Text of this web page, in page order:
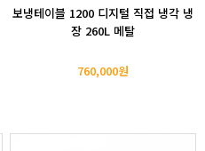
보냉테이블 1200 디지털 직접 냉각 냉
장 260L 메탈
760,000원